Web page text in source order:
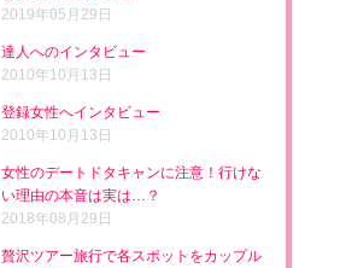
2019年05月29日
達人へのインタビュー
2010年10月13日
登録女性へインタビュー
2010年10月13日
女性のデートドタキャンに注意！行けな
い理由の本音は実は…？
2018年08月29日
贅沢ツアー旅行で各スポットをカップル